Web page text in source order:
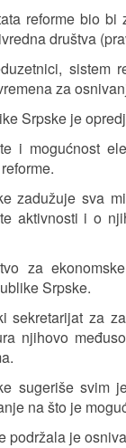
reforme bio
društva
sistem
za
Srpske je
i mogućnost
zadužuje sva
aktivnosti i o
za
Srpske.
sekretarijat za
njihovo
sugeriše svim
na što je
podržala je